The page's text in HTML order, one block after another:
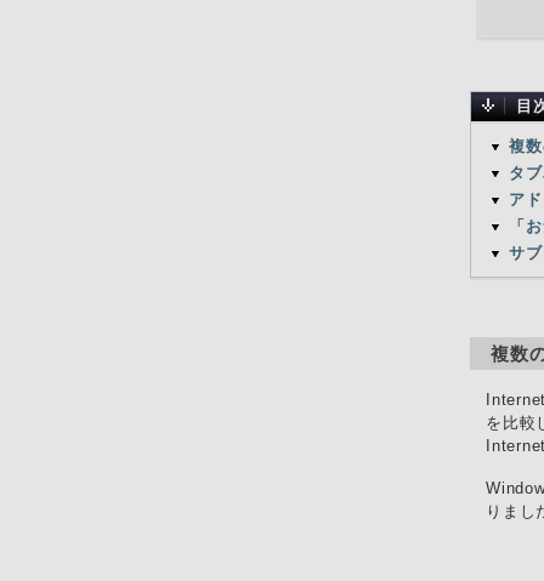
目
複
タ
ア
「
サ
複数
を比較
りまし